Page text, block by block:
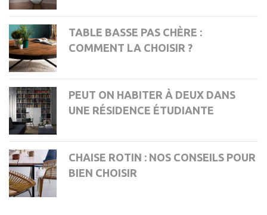
TABLE BASSE PAS CHÈRE :
COMMENT LA CHOISIR ?
PEUT ON HABITER À DEUX DANS
UNE RÉSIDENCE ÉTUDIANTE
CHAISE ROTIN : NOS CONSEILS POUR
BIEN CHOISIR